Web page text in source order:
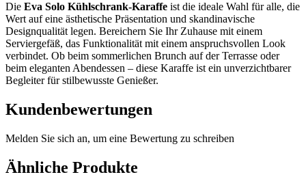
Die Eva Solo Kühlschrank-Karaffe ist die ideale Wahl für alle, die
Wert auf eine ästhetische Präsentation und skandinavische
Designqualität legen. Bereichern Sie Ihr Zuhause mit einem
Serviergefäß, das Funktionalität mit einem anspruchsvollen Look
verbindet. Ob beim sommerlichen Brunch auf der Terrasse oder
beim eleganten Abendessen – diese Karaffe ist ein unverzichtbarer
Begleiter für stilbewusste Genießer.
Kundenbewertungen
Melden Sie sich an, um eine Bewertung zu schreiben
Ähnliche Produkte